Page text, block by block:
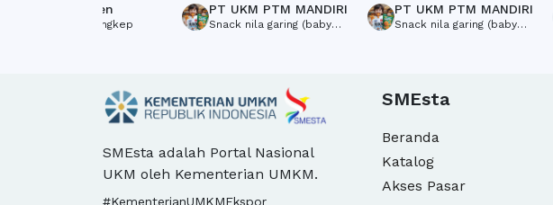
Siban Chicken
Ayam goreng ungkep
tilapia crispy
PT UKM PTM MANDIRI
Snack nila garing (baby
PT UKM PTM MANDIRI
Snack nila garing (baby
SMEsta adalah Portal Nasional
UKM oleh Kementerian UMKM.
#KementerianUMKMEkspor
SMEsta
Beranda
Katalog
Akses Pasar